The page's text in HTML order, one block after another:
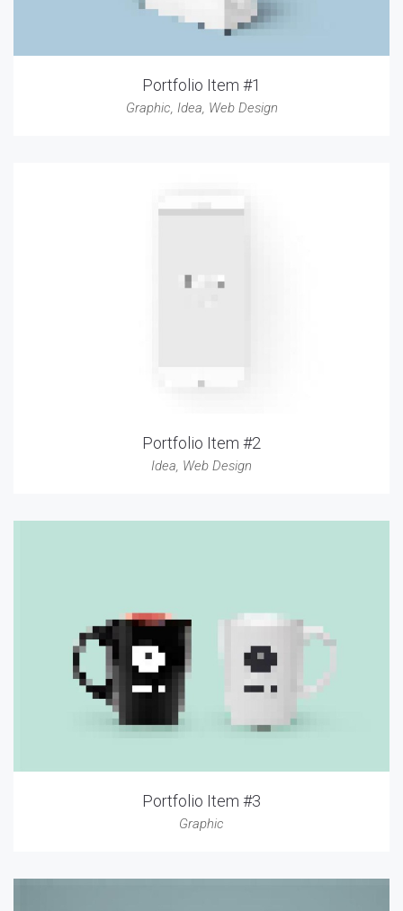
Portfolio Item #1
Graphic, Idea, Web Design
Portfolio Item #2
Idea, Web Design
Portfolio Item #3
Graphic